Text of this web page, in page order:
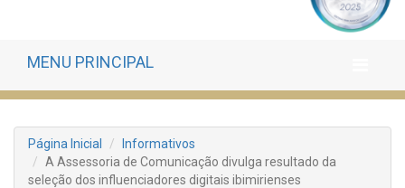
MENU PRINCIPAL
Página Inicial
Informativos
A Assessoria de Comunicação divulga resultado da
seleção dos influenciadores digitais ibimirienses